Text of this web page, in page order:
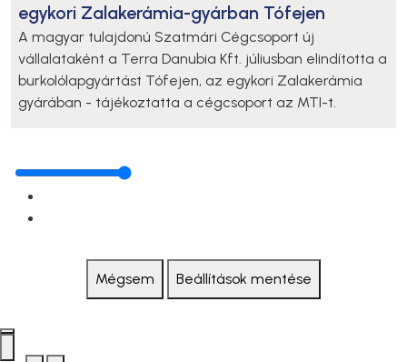
egykori Zalakerámia-gyárban Tófejen
A magyar tulajdonú Szatmári Cégcsoport új
vállalataként a Terra Danubia Kft. júliusban elindította a
burkolólapgyártást Tófejen, az egykori Zalakerámia
gyárában - tájékoztatta a cégcsoport az MTI-t.
Mégsem Beállítások mentése